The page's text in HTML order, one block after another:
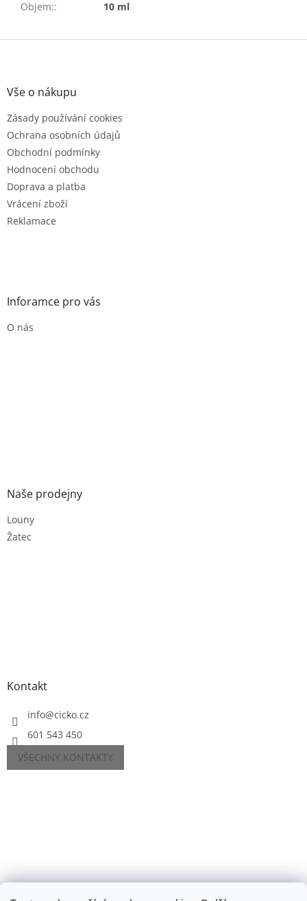
Objem:: 10 ml
Z
Vše o nákupu
Zásady používání cookies
Ochrana osobních údajů
Obchodní podmínky
Hodnocení obchodu
Doprava a platba
Vrácení zboží
Reklamace
Inforamce pro vás
O nás
Naše prodejny
Louny
Žatec
Kontakt
info@cicko.cz
601 543 450
VŠECHNY KONTAKTY